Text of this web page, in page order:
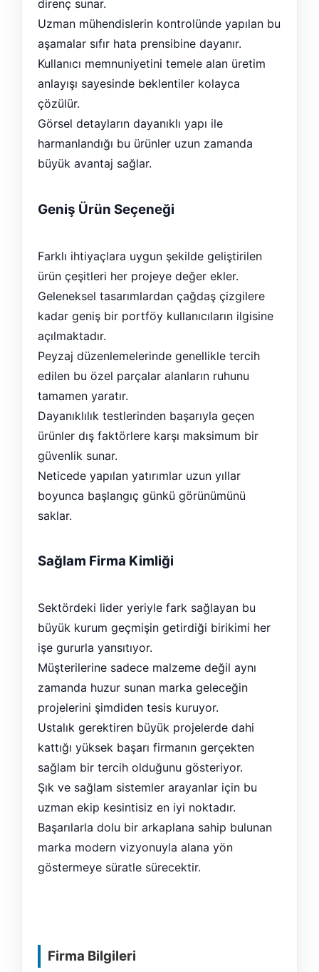
direnç sunar.
Uzman mühendislerin kontrolünde yapılan bu
aşamalar sıfır hata prensibine dayanır.
Kullanıcı memnuniyetini temele alan üretim
anlayışı sayesinde beklentiler kolayca
çözülür.
Görsel detayların dayanıklı yapı ile
harmanlandığı bu ürünler uzun zamanda
büyük avantaj sağlar.
Geniş Ürün Seçeneği
Farklı ihtiyaçlara uygun şekilde geliştirilen
ürün çeşitleri her projeye değer ekler.
Geleneksel tasarımlardan çağdaş çizgilere
kadar geniş bir portföy kullanıcıların ilgisine
açılmaktadır.
Peyzaj düzenlemelerinde genellikle tercih
edilen bu özel parçalar alanların ruhunu
tamamen yaratır.
Dayanıklılık testlerinden başarıyla geçen
ürünler dış faktörlere karşı maksimum bir
güvenlik sunar.
Neticede yapılan yatırımlar uzun yıllar
boyunca başlangıç günkü görünümünü
saklar.
Sağlam Firma Kimliği
Sektördeki lider yeriyle fark sağlayan bu
büyük kurum geçmişin getirdiği birikimi her
işe gururla yansıtıyor.
Müşterilerine sadece malzeme değil aynı
zamanda huzur sunan marka geleceğin
projelerini şimdiden tesis kuruyor.
Ustalık gerektiren büyük projelerde dahi
kattığı yüksek başarı firmanın gerçekten
sağlam bir tercih olduğunu gösteriyor.
Şık ve sağlam sistemler arayanlar için bu
uzman ekip kesintisiz en iyi noktadır.
Başarılarla dolu bir arkaplana sahip bulunan
marka modern vizyonuyla alana yön
göstermeye süratle sürecektir.
Firma Bilgileri